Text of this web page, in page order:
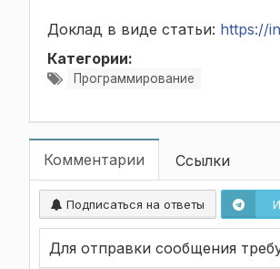
Доклад в виде статьи: https://
Категории:
Программирование
Комментарии Ссылки
Подписаться на ответы
Для отправки сообщения